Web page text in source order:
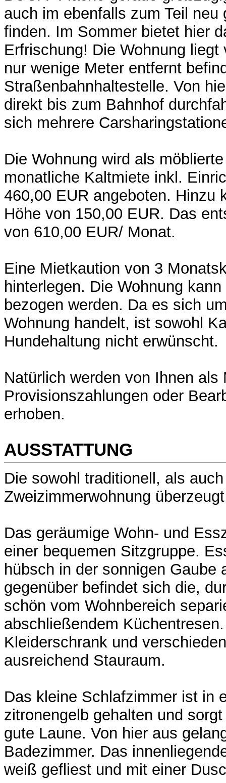
auch im ebenfalls zum Teil neu
finden. Im Sommer bietet hier
Erfrischung! Die Wohnung
nur wenige Meter entfernt
Straßenbahnhaltestelle. Von
direkt bis zum Bahnhof
sich mehrere
Die Wohnung wird als
monatliche Kaltmiete inkl.
460,00 EUR angeboten. Hinzu
Höhe von 150,00 EUR. Das
von 610,00 EUR/ Monat.
Eine Mietkaution von 3
hinterlegen. Die Wohnung
bezogen werden. Da es sich
Wohnung handelt, ist sowohl
Hundehaltung nicht erwünscht.
Natürlich werden von Ihnen als
Provisionszahlungen oder
erhoben.
AUSSTATTUNG
Die sowohl traditionell, als
Zweizimmerwohnung
Das geräumige Wohn- und
einer bequemen Sitzgruppe.
hübsch in der sonnigen Gaube
gegenüber befindet sich die,
schön vom Wohnbereich
abschließendem
Kleiderschrank und
ausreichend Stauraum.
Das kleine Schlafzimmer ist in
zitronengelb gehalten und
gute Laune. Von hier aus
Badezimmer. Das
weiß gefliest und mit einer